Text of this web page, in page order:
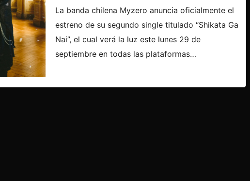
La banda chilena Myzero anuncia oficialmente el
estreno de su segundo single titulado “Shikata Ga
Nai”, el cual verá la luz este lunes 29 de
septiembre en todas las plataformas…